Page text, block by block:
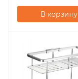
В корзину